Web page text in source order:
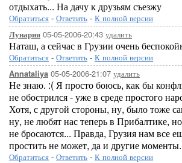
отдыхать... На дачу к друзьям съезжу
Обратиться - Ответить - К полной версии
Лунария 05-05-2006-20:43 удалить
Наташ, а сейчас в Грузии очень
Обратиться - Ответить - К полной версии
Annataliya 05-05-2006-21:07 удалить
Не знаю. :( Я просто боюсь, как бы
не обострился - уже в среде простого
Хотя, с другой стороны, ну, было тоже
ну, не любят нас теперь в Прибалтике,
не бросаются... Правда, Грузия нам все
простить не может, да и другие моменты.
Обратиться - Ответить - К полной версии